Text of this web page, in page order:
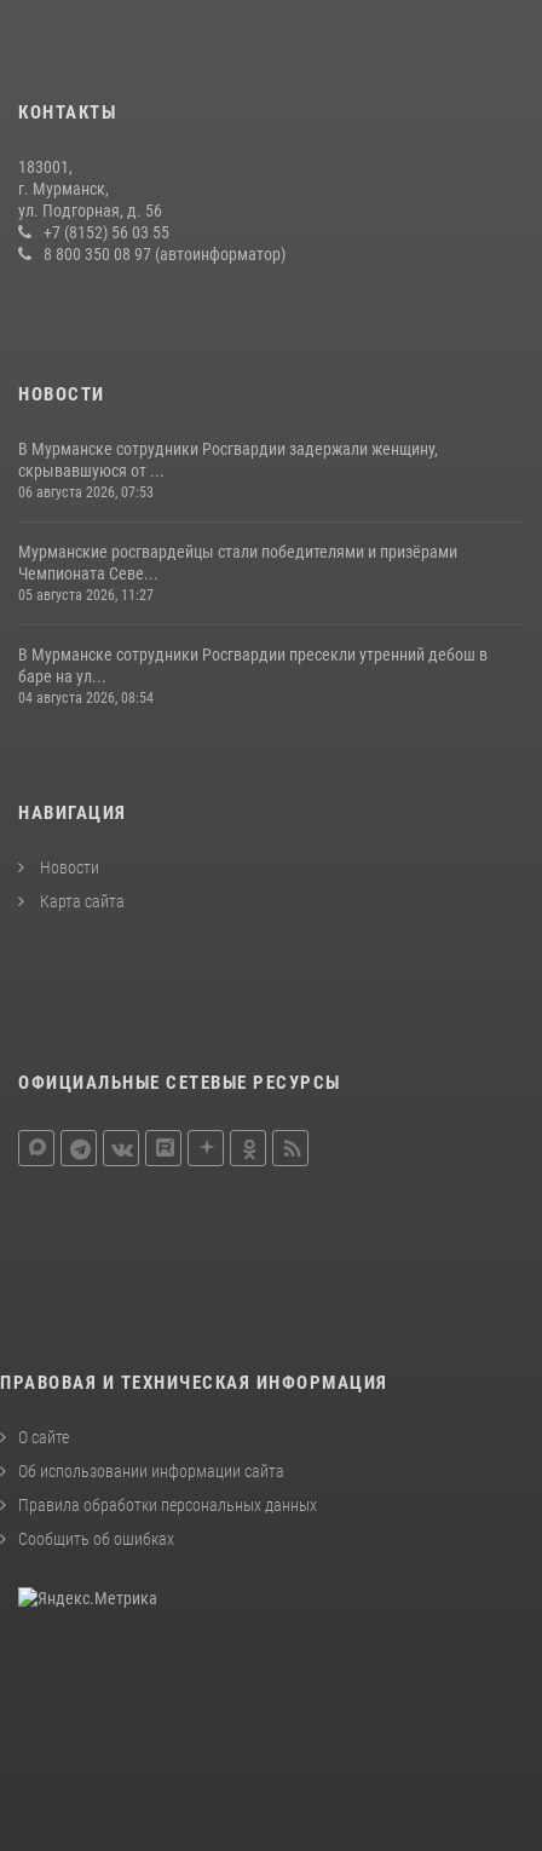
Первый Мурманский терминал» передал Управлению Росгвардии
по Мурманской области новый автомобиль для несения службы
21 июля 2026, 08:15
КОНТАКТЫ
183001,
г. Мурманск,
ул. Подгорная, д. 56
+7 (8152) 56 03 55
8 800 350 08 97 (автоинформатор)
НОВОСТИ
В Мурманске сотрудники Росгвардии задержали женщину,
скрывавшуюся от ...
06 августа 2026, 07:53
Мурманские росгвардейцы стали победителями и призёрами
Чемпионата Севе...
05 августа 2026, 11:27
В Мурманске сотрудники Росгвардии пресекли утренний дебош в
баре на ул...
04 августа 2026, 08:54
НАВИГАЦИЯ
Новости
Карта сайта
ОФИЦИАЛЬНЫЕ СЕТЕВЫЕ РЕСУРСЫ
ПРАВОВАЯ И ТЕХНИЧЕСКАЯ ИНФОРМАЦИЯ
О сайте
Об использовании информации сайта
Правила обработки персональных данных
Сообщить об ошибках